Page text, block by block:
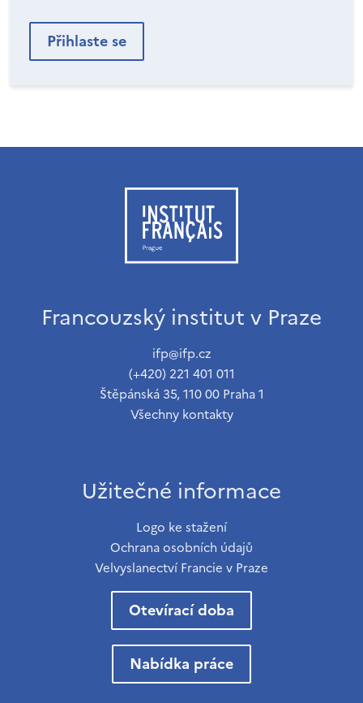
Francouzský institut v Praze
ifp@ifp.cz
(+420) 221 401 011
Štěpánská 35, 110 00 Praha 1
Všechny kontakty
Užitečné informace
Logo ke stažení
Ochrana osobních údajů
Velvyslanectví Francie v Praze
Otevírací doba
Nabídka práce